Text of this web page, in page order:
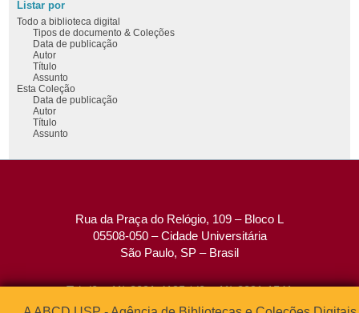
Listar por
Todo a biblioteca digital
Tipos de documento & Coleções
Data de publicação
Autor
Título
Assunto
Esta Coleção
Data de publicação
Autor
Título
Assunto
Rua da Praça do Relógio, 109 – Bloco L
05508-050 – Cidade Universitária
São Paulo, SP – Brasil
Tel: (0xx11) 3091-4195 / (0xx11) 3091-1541
Fax: (0xx11) 3091-1567